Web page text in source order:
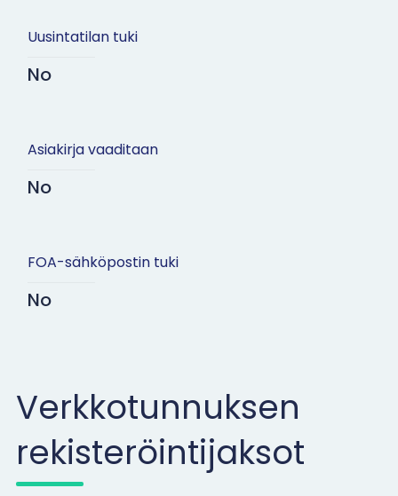
Uusintatilan tuki
No
Asiakirja vaaditaan
No
FOA-sähköpostin tuki
No
Verkkotunnuksen
rekisteröintijaksot